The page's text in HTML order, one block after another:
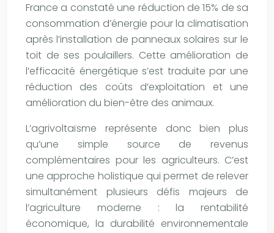
France a constaté une réduction de 15% de sa
consommation d’énergie pour la climatisation
après l’installation de panneaux solaires sur le
toit de ses poulaillers. Cette amélioration de
l’efficacité énergétique s’est traduite par une
réduction des coûts d’exploitation et une
amélioration du bien-être des animaux.
L’agrivoltaïsme représente donc bien plus
qu’une simple source de revenus
complémentaires pour les agriculteurs. C’est
une approche holistique qui permet de relever
simultanément plusieurs défis majeurs de
l’agriculture moderne : la rentabilité
économique, la durabilité environnementale